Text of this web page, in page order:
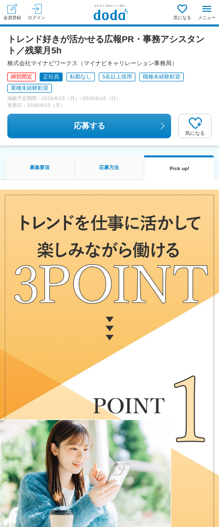
会員登録 ログイン 気になる メニュー
トレンド好きが活かせる広報PR・事務アシスタン
ト／残業月5h
株式会社マイナビワークス（マイナビキャリレーション事務局）
締切間近 正社員 転勤なし 5名以上採用
職種未経験歓迎
業種未経験歓迎
掲載予定期間： 2026/6/15（月） ~2026/8/16（日）
更新日： 2026/6/15（月）
応募する
気になる
募集要項 応募方法 Pick up!